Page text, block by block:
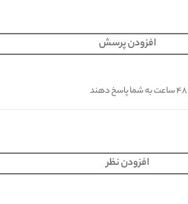
افزودن پرسش
افزودن نظر